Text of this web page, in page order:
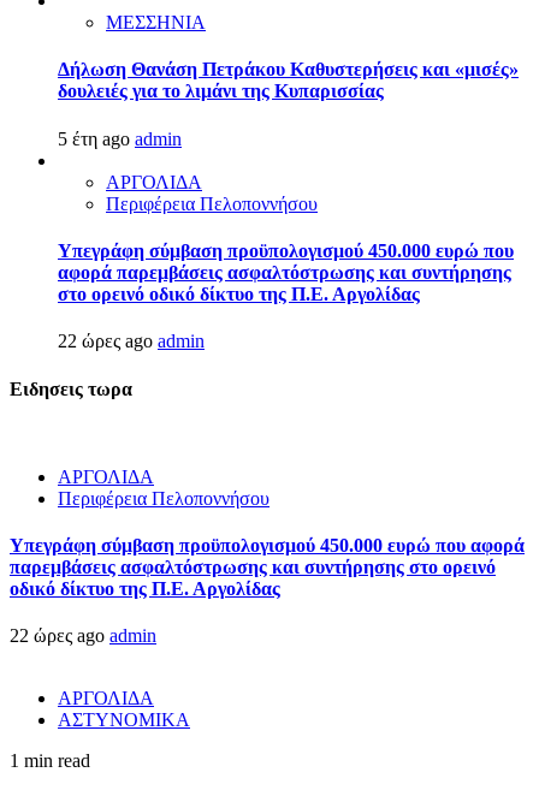
ΜΕΣΣΗΝΙΑ
Δήλωση Θανάση Πετράκου Καθυστερήσεις και «μισές»
δουλειές για το λιμάνι της Κυπαρισσίας
5 έτη ago admin
ΑΡΓΟΛΙΔΑ
Περιφέρεια Πελοποννήσου
Υπεγράφη σύμβαση προϋπολογισμού 450.000 ευρώ που
αφορά παρεμβάσεις ασφαλτόστρωσης και συντήρησης
στο ορεινό οδικό δίκτυο της Π.Ε. Αργολίδας
22 ώρες ago admin
Ειδησεις τωρα
ΑΡΓΟΛΙΔΑ
Περιφέρεια Πελοποννήσου
Υπεγράφη σύμβαση προϋπολογισμού 450.000 ευρώ που αφορά
παρεμβάσεις ασφαλτόστρωσης και συντήρησης στο ορεινό
οδικό δίκτυο της Π.Ε. Αργολίδας
22 ώρες ago admin
ΑΡΓΟΛΙΔΑ
ΑΣΤΥΝΟΜΙΚΑ
1 min read